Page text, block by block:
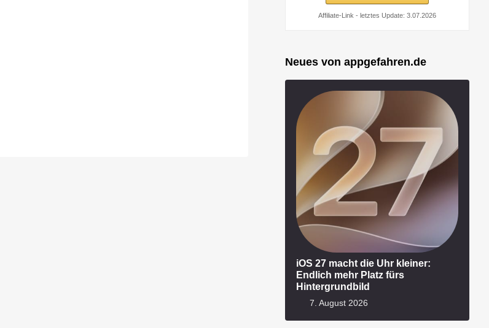
Affiliate-Link - letztes Update: 3.07.2026
Neues von appgefahren.de
iOS 27 macht die Uhr kleiner:
Endlich mehr Platz fürs
Hintergrundbild
7. August 2026